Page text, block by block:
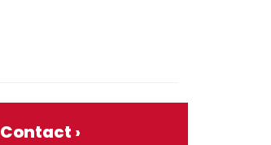
Contact ›